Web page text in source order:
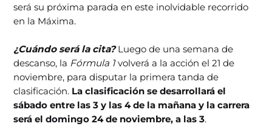
será su próxima parada en este inolvidable recorrido
en la Máxima.
¿Cuándo será la cita?Luego de una semana de
descanso, la Fórmula 1volverá a la acción el 21 de
noviembre, para disputar la primera tanda de
clasificación. La clasificación se desarrollará el
sábado entre las 3 y las 4 de la mañana y la carrera
será el domingo 24 de noviembre, a las 3.